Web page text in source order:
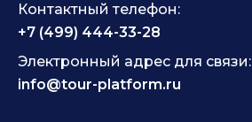
Контактный телефон:
+7 (499) 444-33-28
Электронный адрес для связи:
info@tour-platform.ru